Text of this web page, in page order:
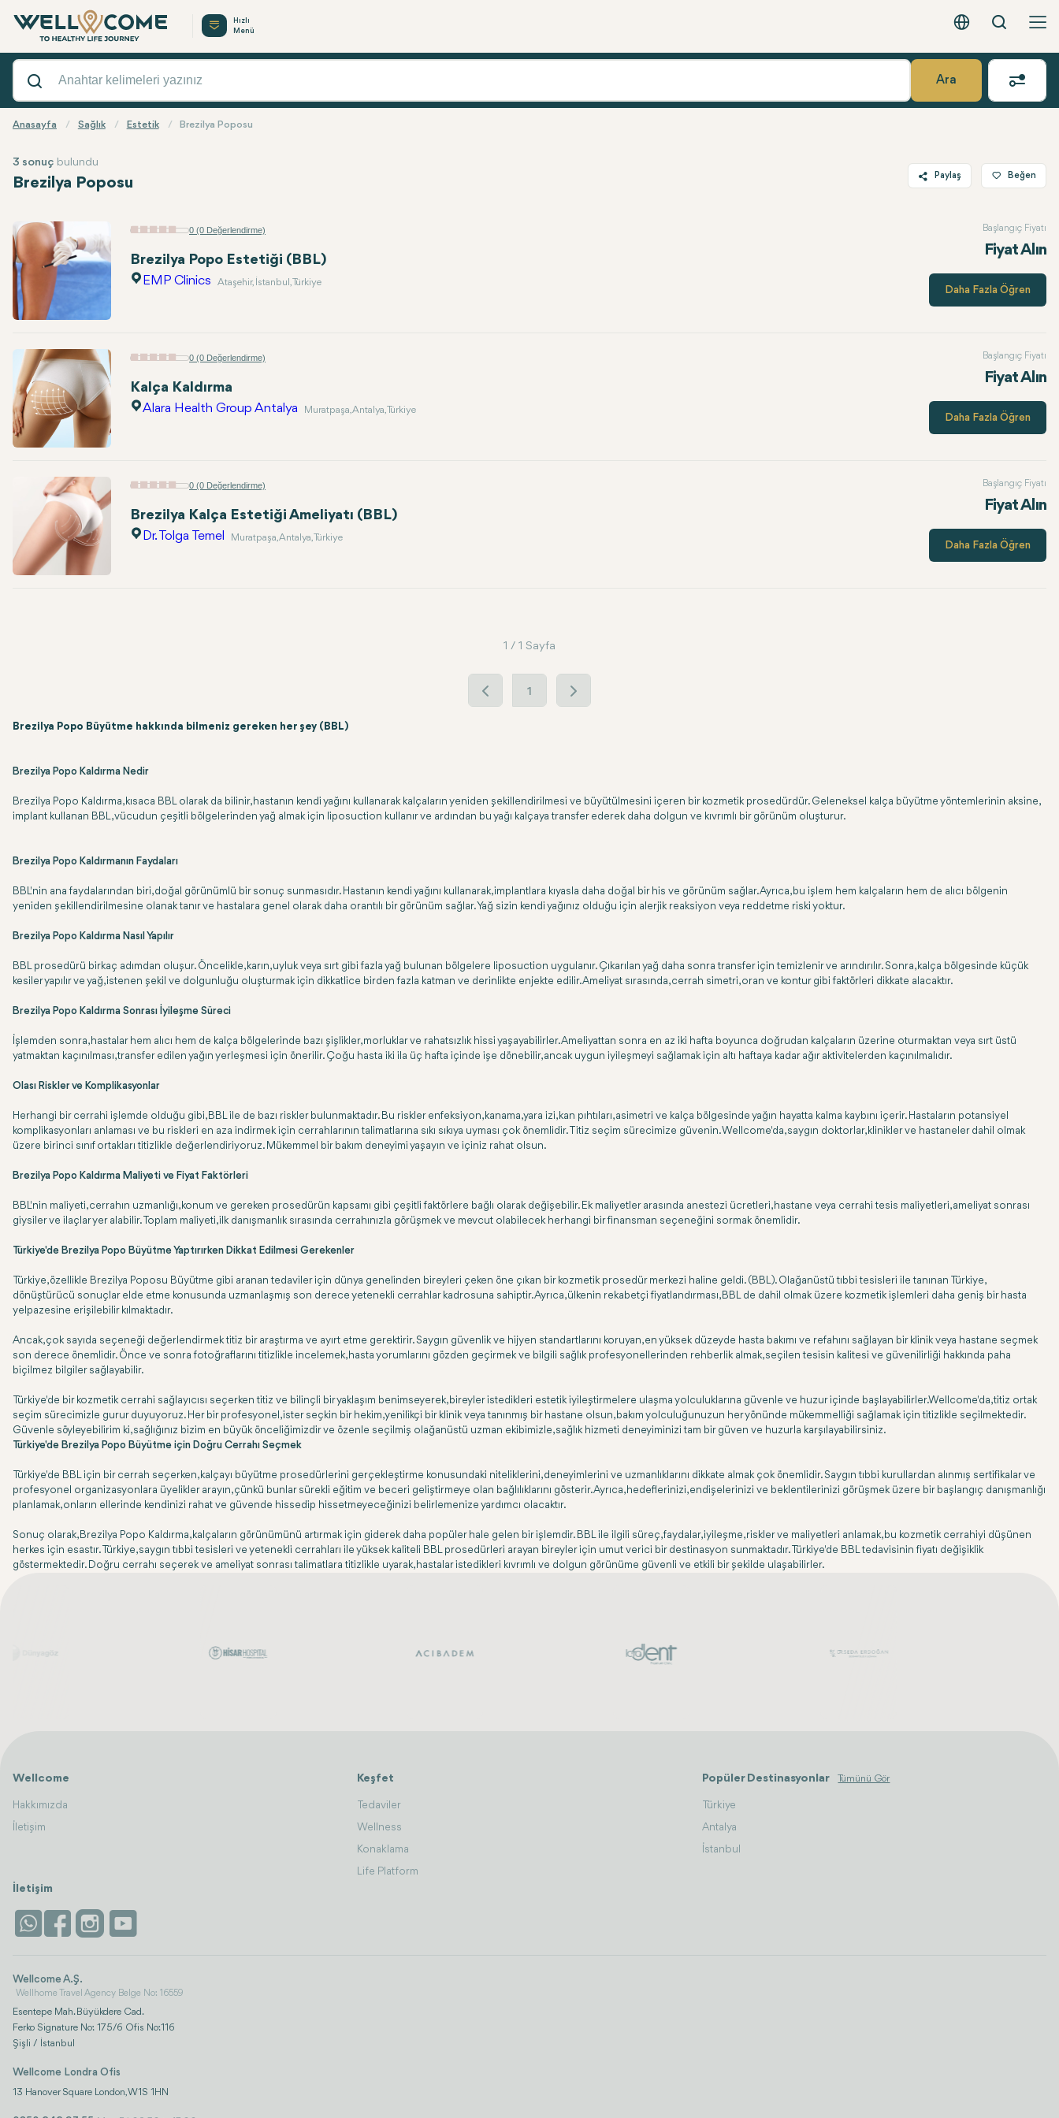
Türkçe - EUR
Arama
Hızlı
Menü
Ara
Anasayfa Sağlık Estetik Brezilya Poposu
Brezilya Poposu
3 sonuç bulundu
Paylaş
Telegram
Beğen
0 (0 Değerlendirme)
Brezilya Popo Estetiği (BBL)
EMP Clinics Ataşehir, İstanbul, Türkiye
Başlangıç Fiyatı
Fiyat Alın
Daha Fazla Öğren
0 (0 Değerlendirme)
Kalça Kaldırma
Alara Health Group Antalya Muratpaşa, Antalya, Türkiye
Başlangıç Fiyatı
Fiyat Alın
Daha Fazla Öğren
0 (0 Değerlendirme)
Brezilya Kalça Estetiği Ameliyatı (BBL)
Dr. Tolga Temel Muratpaşa, Antalya, Türkiye
Başlangıç Fiyatı
Fiyat Alın
Daha Fazla Öğren
1 / 1 Sayfa
1
Brezilya Popo Büyütme hakkında bilmeniz gereken her şey (BBL)
Brezilya Popo Kaldırma Nedir
Brezilya Popo Kaldırma, kısaca BBL olarak da bilinir, hastanın kendi yağını kullanarak kalçaların yeniden şekillendirilmesi ve büyütülmesini içeren bir kozmetik prosedürdür. Geleneksel kalça büyütme yöntemlerinin aksine,
implant kullanan BBL, vücudun çeşitli bölgelerinden yağ almak için liposuction kullanır ve ardından bu yağı kalçaya transfer ederek daha dolgun ve kıvrımlı bir görünüm oluşturur.
Brezilya Popo Kaldırmanın Faydaları
BBL'nin ana faydalarından biri, doğal görünümlü bir sonuç sunmasıdır. Hastanın kendi yağını kullanarak, implantlara kıyasla daha doğal bir his ve görünüm sağlar. Ayrıca, bu işlem hem kalçaların hem de alıcı bölgenin
yeniden şekillendirilmesine olanak tanır ve hastalara genel olarak daha orantılı bir görünüm sağlar. Yağ sizin kendi yağınız olduğu için alerjik reaksiyon veya reddetme riski yoktur.
Brezilya Popo Kaldırma Nasıl Yapılır
BBL prosedürü birkaç adımdan oluşur. Öncelikle, karın, uyluk veya sırt gibi fazla yağ bulunan bölgelere liposuction uygulanır. Çıkarılan yağ daha sonra transfer için temizlenir ve arındırılır. Sonra, kalça bölgesinde küçük
kesiler yapılır ve yağ, istenen şekil ve dolgunluğu oluşturmak için dikkatlice birden fazla katman ve derinlikte enjekte edilir. Ameliyat sırasında, cerrah simetri, oran ve kontur gibi faktörleri dikkate alacaktır.
Brezilya Popo Kaldırma Sonrası İyileşme Süreci
İşlemden sonra, hastalar hem alıcı hem de kalça bölgelerinde bazı şişlikler, morluklar ve rahatsızlık hissi yaşayabilirler. Ameliyattan sonra en az iki hafta boyunca doğrudan kalçaların üzerine oturmaktan veya sırt üstü
yatmaktan kaçınılması, transfer edilen yağın yerleşmesi için önerilir. Çoğu hasta iki ila üç hafta içinde işe dönebilir, ancak uygun iyileşmeyi sağlamak için altı haftaya kadar ağır aktivitelerden kaçınılmalıdır.
Olası Riskler ve Komplikasyonlar
Herhangi bir cerrahi işlemde olduğu gibi, BBL ile de bazı riskler bulunmaktadır. Bu riskler enfeksiyon, kanama, yara izi, kan pıhtıları, asimetri ve kalça bölgesinde yağın hayatta kalma kaybını içerir. Hastaların potansiyel
komplikasyonları anlaması ve bu riskleri en aza indirmek için cerrahlarının talimatlarına sıkı sıkıya uyması çok önemlidir. Titiz seçim sürecimize güvenin. Wellcome'da, saygın doktorlar, klinikler ve hastaneler dahil olmak
üzere birinci sınıf ortakları titizlikle değerlendiriyoruz. Mükemmel bir bakım deneyimi yaşayın ve içiniz rahat olsun.
Brezilya Popo Kaldırma Maliyeti ve Fiyat Faktörleri
BBL'nin maliyeti, cerrahın uzmanlığı, konum ve gereken prosedürün kapsamı gibi çeşitli faktörlere bağlı olarak değişebilir. Ek maliyetler arasında anestezi ücretleri, hastane veya cerrahi tesis maliyetleri, ameliyat sonrası
giysiler ve ilaçlar yer alabilir. Toplam maliyeti, ilk danışmanlık sırasında cerrahınızla görüşmek ve mevcut olabilecek herhangi bir finansman seçeneğini sormak önemlidir.
Türkiye'de Brezilya Popo Büyütme Yaptırırken Dikkat Edilmesi Gerekenler
Türkiye, özellikle Brezilya Poposu Büyütme gibi aranan tedaviler için dünya genelinden bireyleri çeken öne çıkan bir kozmetik prosedür merkezi haline geldi. (BBL). Olağanüstü tıbbi tesisleri ile tanınan Türkiye,
dönüştürücü sonuçlar elde etme konusunda uzmanlaşmış son derece yetenekli cerrahlar kadrosuna sahiptir. Ayrıca, ülkenin rekabetçi fiyatlandırması, BBL de dahil olmak üzere kozmetik işlemleri daha geniş bir hasta
yelpazesine erişilebilir kılmaktadır.
Ancak, çok sayıda seçeneği değerlendirmek titiz bir araştırma ve ayırt etme gerektirir. Saygın güvenlik ve hijyen standartlarını koruyan, en yüksek düzeyde hasta bakımı ve refahını sağlayan bir klinik veya hastane seçmek
son derece önemlidir. Önce ve sonra fotoğraflarını titizlikle incelemek, hasta yorumlarını gözden geçirmek ve bilgili sağlık profesyonellerinden rehberlik almak, seçilen tesisin kalitesi ve güvenilirliği hakkında paha
biçilmez bilgiler sağlayabilir.
Türkiye'de bir kozmetik cerrahi sağlayıcısı seçerken titiz ve bilinçli bir yaklaşım benimseyerek, bireyler istedikleri estetik iyileştirmelere ulaşma yolculuklarına güvenle ve huzur içinde başlayabilirler.Wellcome'da, titiz ortak
seçim sürecimizle gurur duyuyoruz. Her bir profesyonel, ister seçkin bir hekim, yenilikçi bir klinik veya tanınmış bir hastane olsun, bakım yolculuğunuzun her yönünde mükemmelliği sağlamak için titizlikle seçilmektedir.
Güvenle söyleyebilirim ki, sağlığınız bizim en büyük önceliğimizdir ve özenle seçilmiş olağanüstü uzman ekibimizle, sağlık hizmeti deneyiminizi tam bir güven ve huzurla karşılayabilirsiniz.
Türkiye'de Brezilya Popo Büyütme için Doğru Cerrahı Seçmek
Türkiye'de BBL için bir cerrah seçerken, kalçayı büyütme prosedürlerini gerçekleştirme konusundaki niteliklerini, deneyimlerini ve uzmanlıklarını dikkate almak çok önemlidir. Saygın tıbbi kurullardan alınmış sertifikalar ve
profesyonel organizasyonlara üyelikler arayın, çünkü bunlar sürekli eğitim ve beceri geliştirmeye olan bağlılıklarını gösterir. Ayrıca, hedeflerinizi, endişelerinizi ve beklentilerinizi görüşmek üzere bir başlangıç danışmanlığı
planlamak, onların ellerinde kendinizi rahat ve güvende hissedip hissetmeyeceğinizi belirlemenize yardımcı olacaktır.
Sonuç olarak, Brezilya Popo Kaldırma, kalçaların görünümünü artırmak için giderek daha popüler hale gelen bir işlemdir. BBL ile ilgili süreç, faydalar, iyileşme, riskler ve maliyetleri anlamak, bu kozmetik cerrahiyi düşünen
herkes için esastır. Türkiye, saygın tıbbi tesisleri ve yetenekli cerrahları ile yüksek kaliteli BBL prosedürleri arayan bireyler için umut verici bir destinasyon sunmaktadır. Türkiye'de BBL tedavisinin fiyatı değişiklik
göstermektedir. Doğru cerrahı seçerek ve ameliyat sonrası talimatlara titizlikle uyarak, hastalar istedikleri kıvrımlı ve dolgun görünüme güvenli ve etkili bir şekilde ulaşabilirler.
Wellcome
Hakkımızda
İletişim
Keşfet
Tedaviler
Wellness
Konaklama
Life Platform
Popüler Destinasyonlar Tümünü Gör
Türkiye
Antalya
İstanbul
İletişim
Wellcome A.Ş.
Wellhome Travel Agency Belge No: 16559
Esentepe Mah. Büyükdere Cad.
Ferko Signature No: 175/6 Ofis No:116
Şişli / İstanbul
Wellcome Londra Ofis
13 Hanover Square London, W1S 1HN